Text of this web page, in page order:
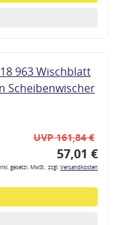
963 Wischblatt
Scheibenwischer
UVP 161,84 €
57,01 €
gesetzl. MwSt., zzgl.Versandkosten